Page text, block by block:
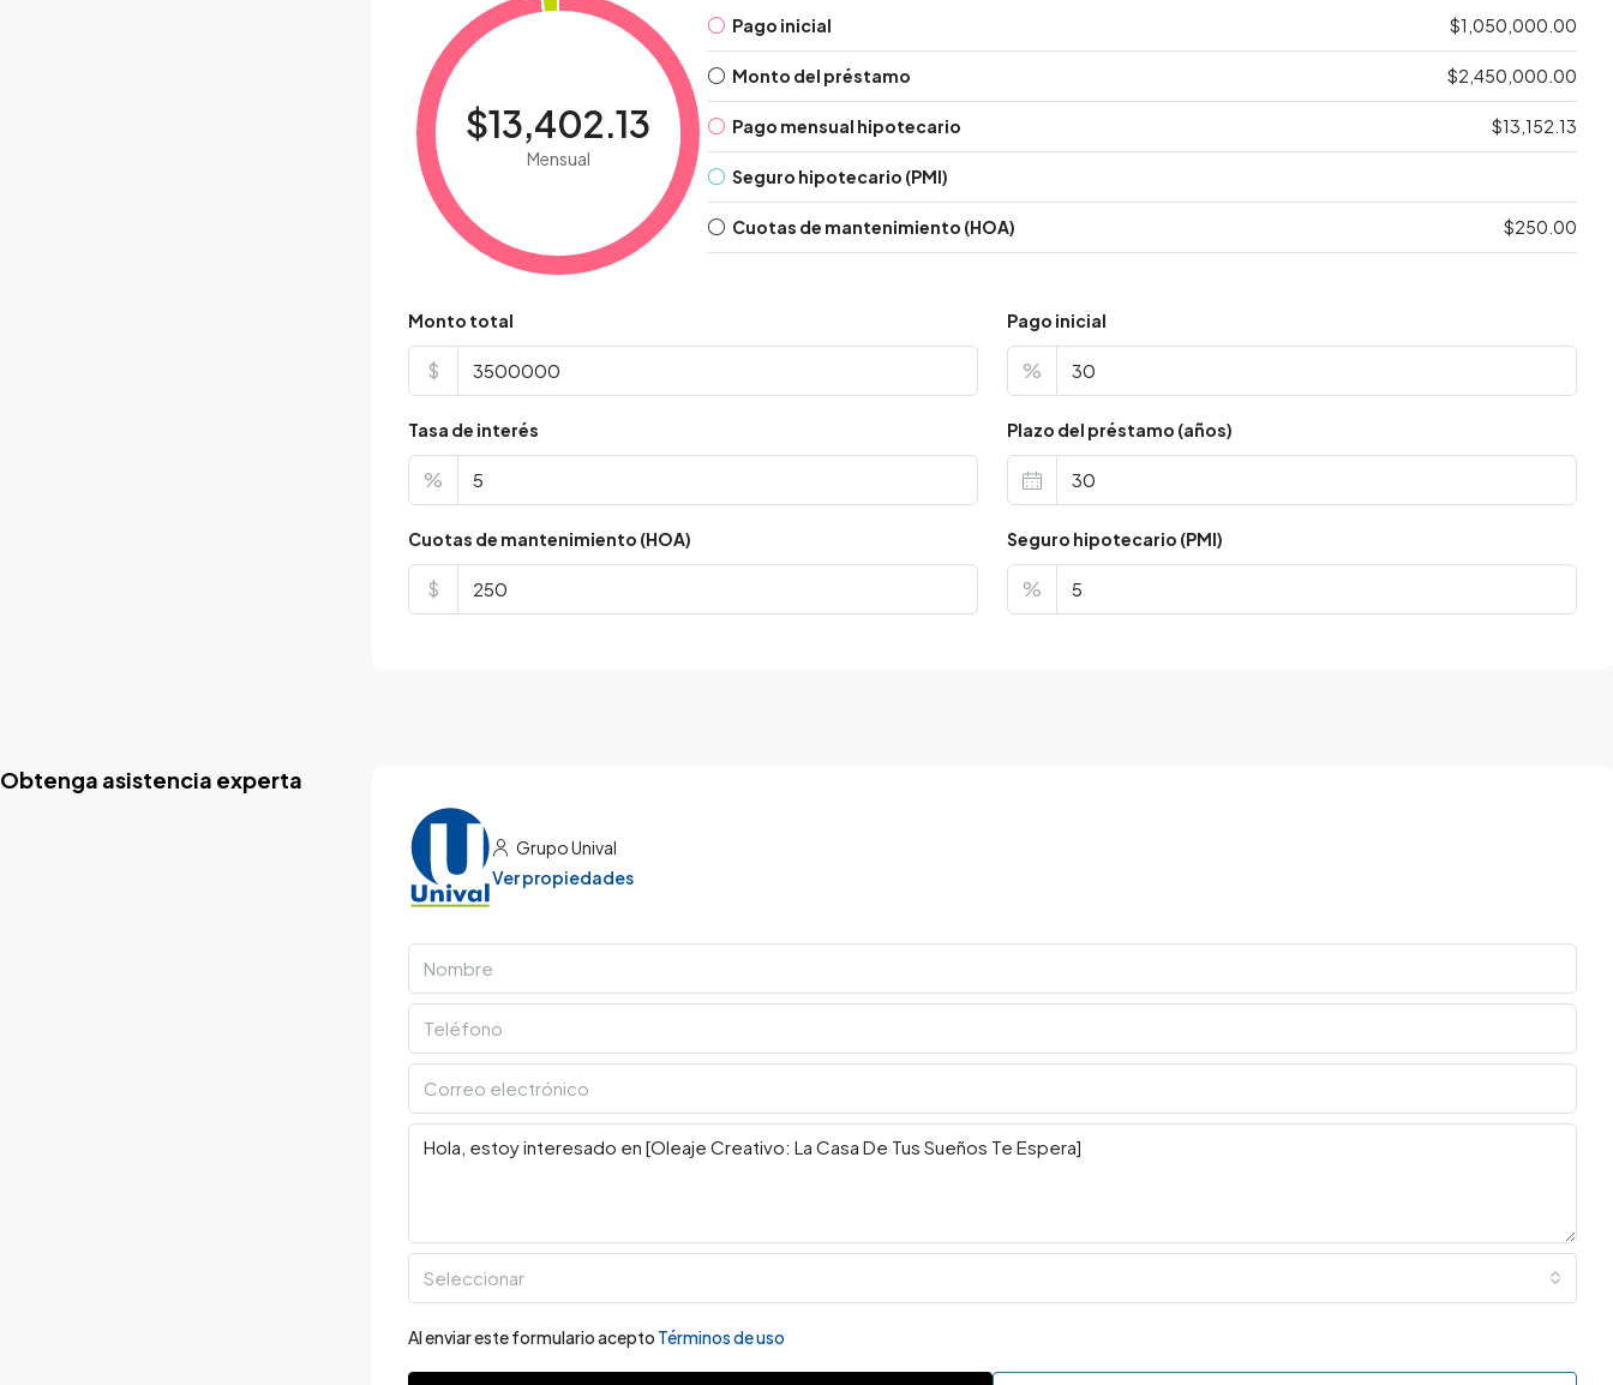
$13,402.13
Mensual
Pago inicial $1,050,000.00
Monto del préstamo $2,450,000.00
Pago mensual hipotecario $13,152.13
Seguro hipotecario (PMI)
Cuotas de mantenimiento (HOA) $250.00
Monto total
$
Pago inicial
%
Tasa de interés
%
Plazo del préstamo (años)
Cuotas de mantenimiento (HOA)
$
Seguro hipotecario (PMI)
%
Obtenga asistencia experta
Grupo Unival
Ver propiedades
Seleccionar
Al enviar este formulario acepto Términos de uso